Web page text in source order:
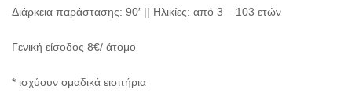
Διάρκεια παράστασης: 90′ || Ηλικίες: από 3 – 103 ετών
Γενική είσοδος 8€/ άτομο
* ισχύουν ομαδικά εισιτήρια